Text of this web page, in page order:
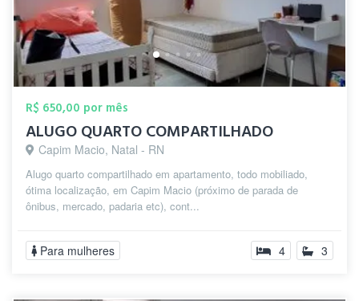
R$ 650,00 por mês
ALUGO QUARTO COMPARTILHADO
Capim Macio, Natal - RN
Alugo quarto compartilhado em apartamento, todo mobiliado,
ótima localização, em Capim Macio (próximo de parada de
ônibus, mercado, padaria etc), cont...
Para mulheres 4 3